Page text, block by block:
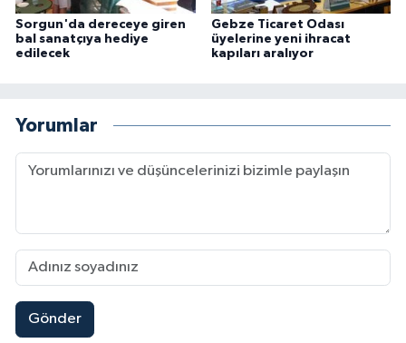
Sorgun'da dereceye giren
bal sanatçıya hediye
edilecek
Gebze Ticaret Odası
üyelerine yeni ihracat
kapıları aralıyor
Yorumlar
Gönder